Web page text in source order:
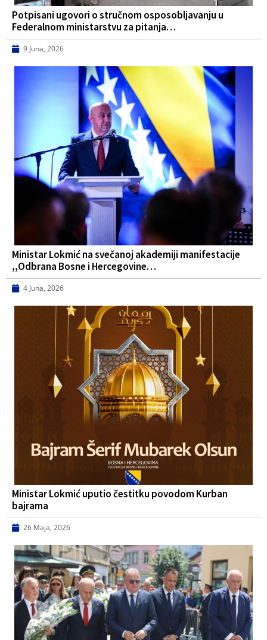
Potpisani ugovori o stručnom osposobljavanju u
Federalnom ministarstvu za pitanja…
9 Juna, 2026
Ministar Lokmić na svečanoj akademiji manifestacije
,,Odbrana Bosne i Hercegovine…
4 Juna, 2026
Ministar Lokmić uputio čestitku povodom Kurban
bajrama
26 Maja, 2026